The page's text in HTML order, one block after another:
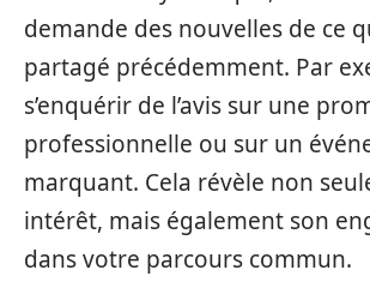
demande des nouvelles de ce
partagé précédemment. Par
s’enquérir de l’avis sur une
professionnelle ou sur un
marquant. Cela révèle non
intérêt, mais également son
dans votre parcours commun.